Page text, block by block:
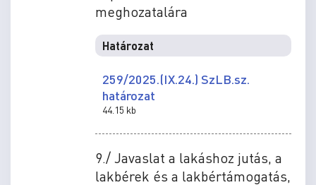
meghozatalára
Határozat
259/2025.(IX.24.) SzLB.sz.
határozat
44.15 kb
9./ Javaslat a lakáshoz jutás, a
lakbérek és a lakbértámogatás,